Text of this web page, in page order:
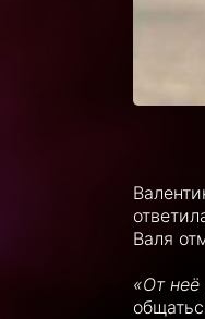
Валя
«От неё